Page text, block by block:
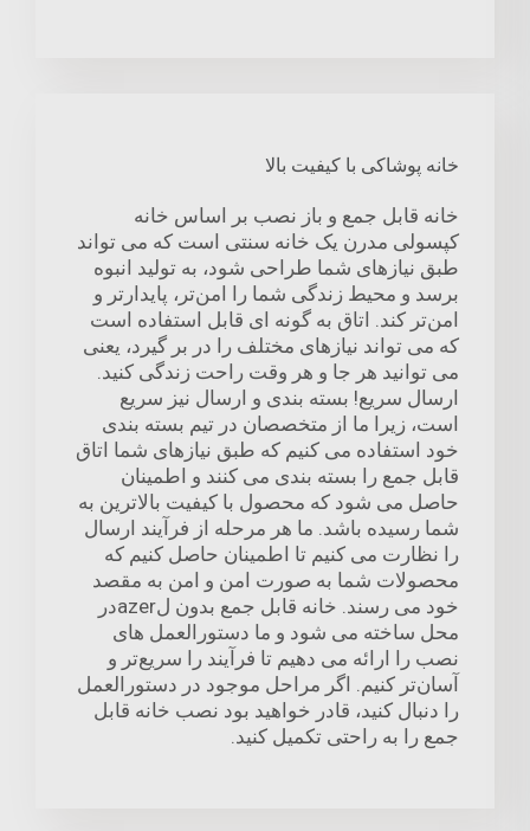
خانه پوشاکی با کیفیت بالا
خانه قابل جمع و باز نصب بر اساس خانه
کپسولی مدرن یک خانه سنتی است که می تواند
طبق نیازهای شما طراحی شود، به تولید انبوه
برسد و محیط زندگی شما را امن‌تر، پایدار‌تر و
امن‌تر کند. اتاق به گونه ای قابل استفاده است
که می تواند نیازهای مختلف را در بر گیرد، یعنی
می توانید هر جا و هر وقت راحت زندگی کنید.
ارسال سریع! بسته بندی و ارسال نیز سریع
است، زیرا ما از متخصصان در تیم بسته بندی
خود استفاده می کنیم که طبق نیازهای شما اتاق
قابل جمع را بسته بندی می کنند و اطمینان
حاصل می شود که محصول با کیفیت بالاترین به
شما رسیده باشد. ما هر مرحله از فرآیند ارسال
را نظارت می کنیم تا اطمینان حاصل کنیم که
محصولات شما به صورت امن و امن به مقصد
خود می رسند. خانه قابل جمع بدون لazerدر
محل ساخته می شود و ما دستورالعمل های
نصب را ارائه می دهیم تا فرآیند را سریع‌تر و
آسان‌تر کنیم. اگر مراحل موجود در دستورالعمل
را دنبال کنید، قادر خواهید بود نصب خانه قابل
جمع را به راحتی تکمیل کنید.